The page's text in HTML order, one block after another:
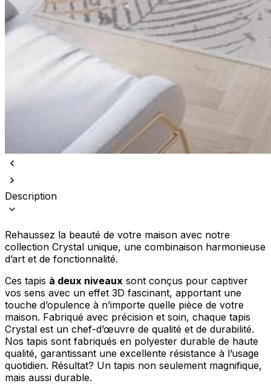
Description
Rehaussez la beauté de votre maison avec notre
collection Crystal unique, une combinaison harmonieuse
d’art et de fonctionnalité.
Ces tapis à deux niveaux sont conçus pour captiver
vos sens avec un effet 3D fascinant, apportant une
touche d’opulence à n’importe quelle pièce de votre
maison. Fabriqué avec précision et soin, chaque tapis
Crystal est un chef-d’œuvre de qualité et de durabilité.
Nos tapis sont fabriqués en polyester durable de haute
qualité, garantissant une excellente résistance à l’usage
quotidien. Résultat? Un tapis non seulement magnifique,
mais aussi durable.